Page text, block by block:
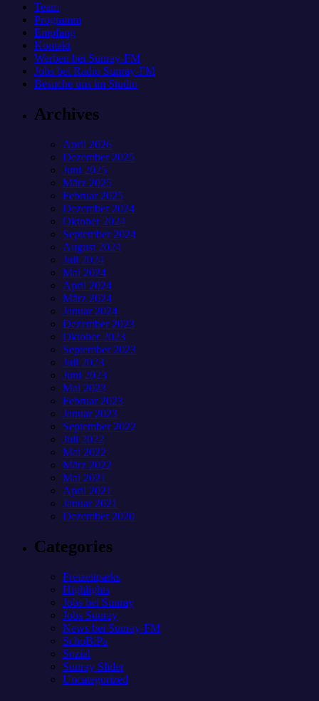
Team
Programm
Empfang
Kontakt
Werben bei Sunray-FM
Jobs bei Radio Sunray-FM
Besuche uns im Studio
Archives
April 2026
Dezember 2025
Juni 2025
März 2025
Februar 2025
Dezember 2024
Oktober 2024
September 2024
August 2024
Juli 2024
Mai 2024
April 2024
März 2024
Januar 2024
Dezember 2023
Oktober 2023
September 2023
Juli 2023
Juni 2023
Mai 2023
Februar 2023
Januar 2023
September 2022
Juli 2022
Mai 2022
März 2022
Mai 2021
April 2021
Januar 2021
Dezember 2020
Categories
Freizeitparks
Highlights
Jobs bei Sunray
Jobs Sunray
News bei Sunray-FM
SchoBiPa
Sozial
Sunray Slider
Uncategorized